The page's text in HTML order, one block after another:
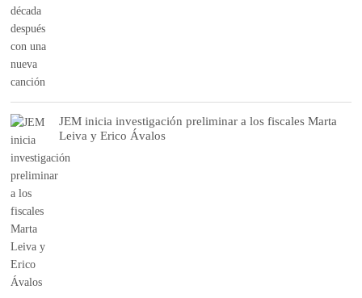
JEM inicia investigación preliminar a los fiscales Marta
Leiva y Erico Ávalos